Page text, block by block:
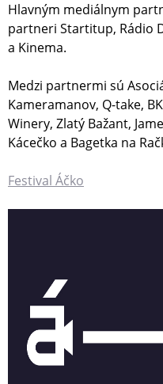
Hlavným mediálnym
partneri Startitup, Rádio
a Kinema.
Medzi partnermi sú
Kameramanov, Q-take,
Winery, Zlatý Bažant,
Kácečko a Bagetka na
Festival Áčko